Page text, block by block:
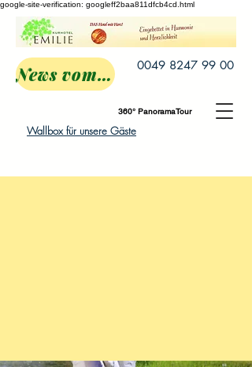
google-site-verification: googleff2baa811dfcb4cd.html
0049 8247 99 00
360° PanoramaTour
News vom Emilie
Wallbox für unsere Gäste